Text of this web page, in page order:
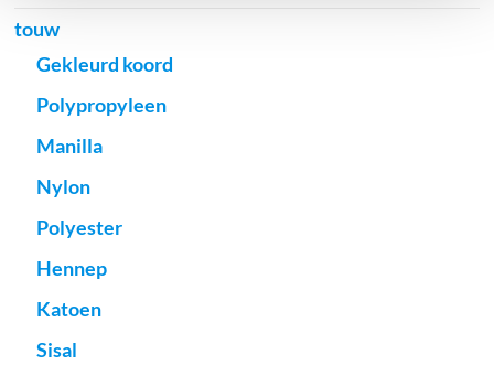
touw
Gekleurd koord
Polypropyleen
Manilla
Nylon
Polyester
Hennep
Katoen
Sisal